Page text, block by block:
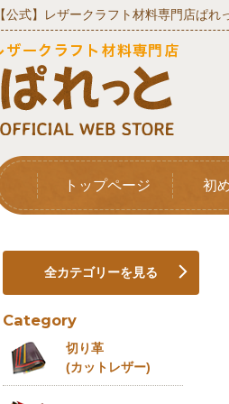
【公式】レザークラフト材料専門店ぱれ
トップページ 初
全カテゴリーを見る
Category
切り革
(カットレザー)